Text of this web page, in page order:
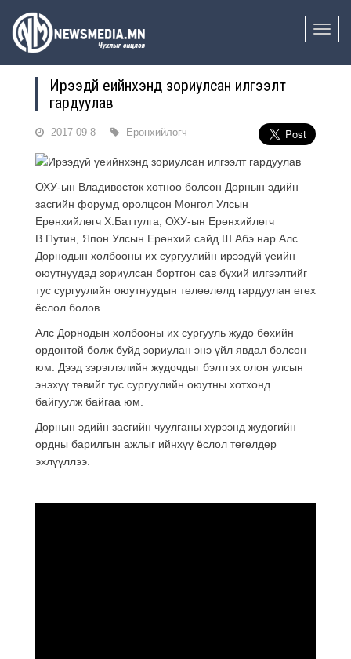
Toggle
Ирээдүй үеийнхэнд зориулсан илгээлт
гардуулав
2017-09-8 Ерөнхийлөгч
ОХУ-ын Владивосток хотноо болсон Дорнын эдийн
засгийн форумд оролцсон Монгол Улсын
Ерөнхийлөгч Х.Баттулга, ОХУ-ын Ерөнхийлөгч
В.Путин, Япон Улсын Ерөнхий сайд Ш.Абэ нар Алс
Дорнодын холбооны их сургуулийн ирээдүй үеийн
оюутнуудад зориулсан бортгон сав бүхий илгээлтийг
тус сургуулийн оюутнуудын төлөөлөлд гардуулан өгөх
ёслол болов.
Алс Дорнодын холбооны их сургууль жудо бөхийн
ордонтой болж буйд зориулан энэ үйл явдал болсон
юм. Дээд зэрэглэлийн жудочдыг бэлтгэх олон улсын
энэхүү төвийг тус сургуулийн оюутны хотхонд
байгуулж байгаа юм.
Дорнын эдийн засгийн чуулганы хүрээнд жудогийн
ордны барилгын ажлыг ийнхүү ёслол төгөлдөр
эхлүүллээ.